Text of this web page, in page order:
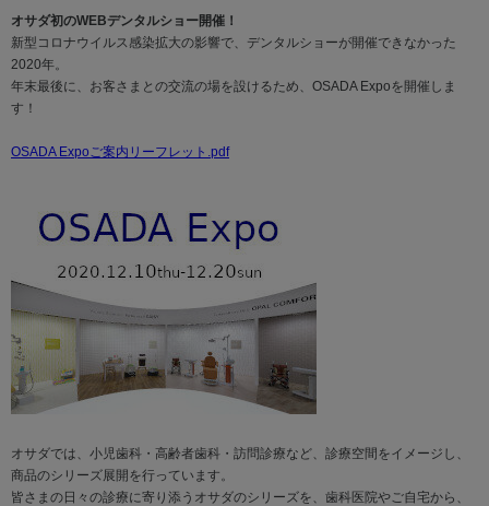
オサダ初のWEBデンタルショー開催！
新型コロナウイルス感染拡大の影響で、デンタルショーが開催できなかった
2020年。
年末最後に、お客さまとの交流の場を設けるため、OSADA Expoを開催しま
す！
OSADA Expoご案内リーフレット.pdf
オサダでは、小児歯科・高齢者歯科・訪問診療など、診療空間をイメージし、
商品のシリーズ展開を行っています。
皆さまの日々の診療に寄り添うオサダのシリーズを、歯科医院やご自宅から、